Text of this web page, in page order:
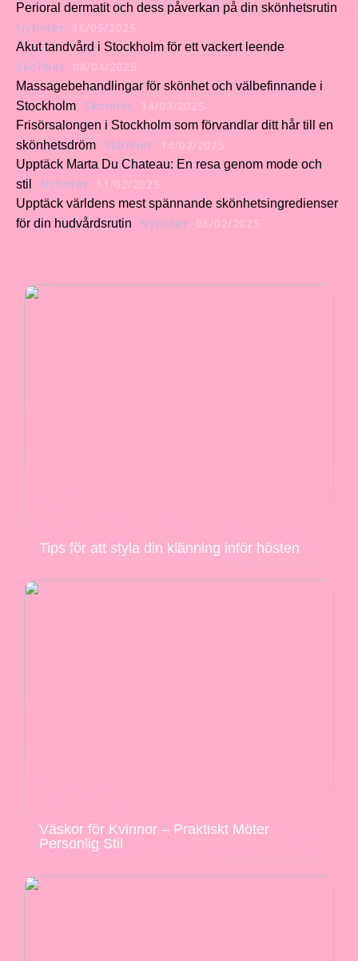
Perioral dermatit och dess påverkan på din skönhetsrutin
Nyheter 16/05/2025
Akut tandvård i Stockholm för ett vackert leende
Skönhet 08/04/2025
Massagebehandlingar för skönhet och välbefinnande i
Stockholm
Skönhet 14/03/2025
Frisörsalongen i Stockholm som förvandlar ditt hår till en
skönhetsdröm
Skönhet 14/02/2025
Upptäck Marta Du Chateau: En resa genom mode och
stil
Nyheter 11/02/2025
Upptäck världens mest spännande skönhetsingredienser
för din hudvårdsrutin
Nyheter 06/02/2025
Tips för att styla din klänning inför hösten
Väskor för Kvinnor – Praktiskt Möter
Personlig Stil